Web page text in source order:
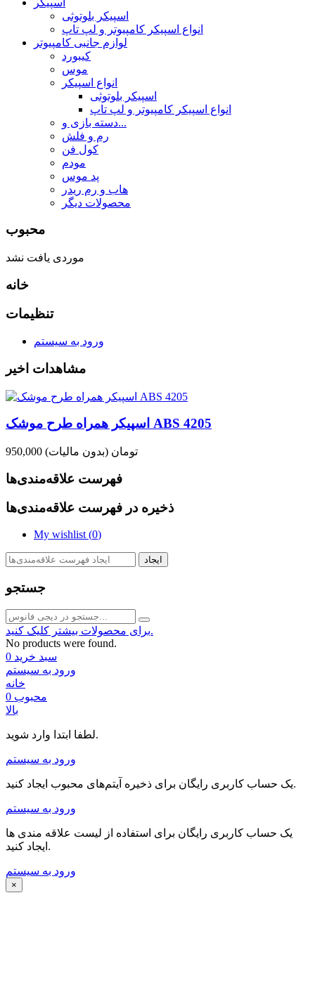
اسپیکر بلوتوثی
انواع اسپیکر کامپیوتر و لپ تاپ
لوازم جانبی کامپیوتر
کیبورد
موس
انواع اسپیکر
اسپیکر بلوتوثی
انواع اسپیکر کامپیوتر و لپ تاپ
دسته بازی و...
رم و فلش
کول فن
مودم
پد موس
هاب و رم ریدر
محصولات دیگر
محبوب
موردی یافت نشد
خانه
تنظیمات
ورود به سیستم
مشاهدات اخیر
اسپیکر همراه طرح موشک ABS 4205
950,000 تومان (بدون مالیات)
فهرست علاقه‌مندی‌ها
ذخیره در فهرست علاقه‌مندی‌ها
My wishlist (0)
ایجاد
جستجو
برای محصولات بیشتر کلیک کنید.
No products were found.
سبد خرید 0
ورود به سیستم
خانه
محبوب 0
بالا
لطفا ابتدا وارد شوید.
ورود به سیستم
یک حساب کاربری رایگان برای ذخیره آیتم‌های محبوب ایجاد کنید.
ورود به سیستم
یک حساب کاربری رایگان برای استفاده از لیست علاقه مندی ها
ایجاد کنید.
ورود به سیستم
×